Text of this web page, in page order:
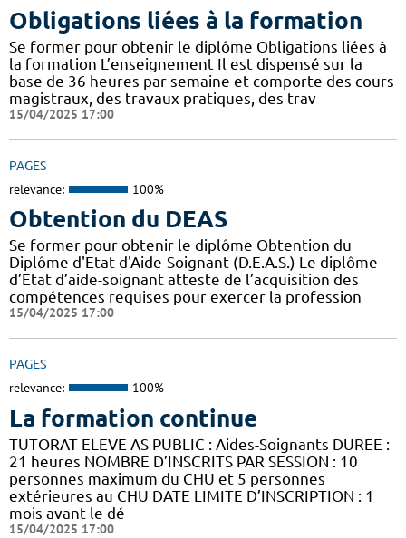
Obligations liées à la formation
Se former pour obtenir le diplôme Obligations liées à
la formation L’enseignement Il est dispensé sur la
base de 36 heures par semaine et comporte des cours
magistraux, des travaux pratiques, des trav
15/04/2025 17:00
PAGES
relevance: 100%
Obtention du DEAS
Se former pour obtenir le diplôme Obtention du
Diplôme d'Etat d'Aide-Soignant (D.E.A.S.) Le diplôme
d’Etat d’aide-soignant atteste de l’acquisition des
compétences requises pour exercer la profession
15/04/2025 17:00
PAGES
relevance: 100%
La formation continue
TUTORAT ELEVE AS PUBLIC : Aides-Soignants DUREE :
21 heures NOMBRE D’INSCRITS PAR SESSION : 10
personnes maximum du CHU et 5 personnes
extérieures au CHU DATE LIMITE D’INSCRIPTION : 1
mois avant le dé
15/04/2025 17:00